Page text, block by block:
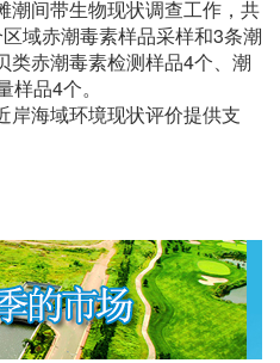
潮间带生物现状调查工作，共
域赤潮毒素样品采样和3条潮
类赤潮毒素检测样品4个、潮
品4个。
岸海域环境现状评价提供支